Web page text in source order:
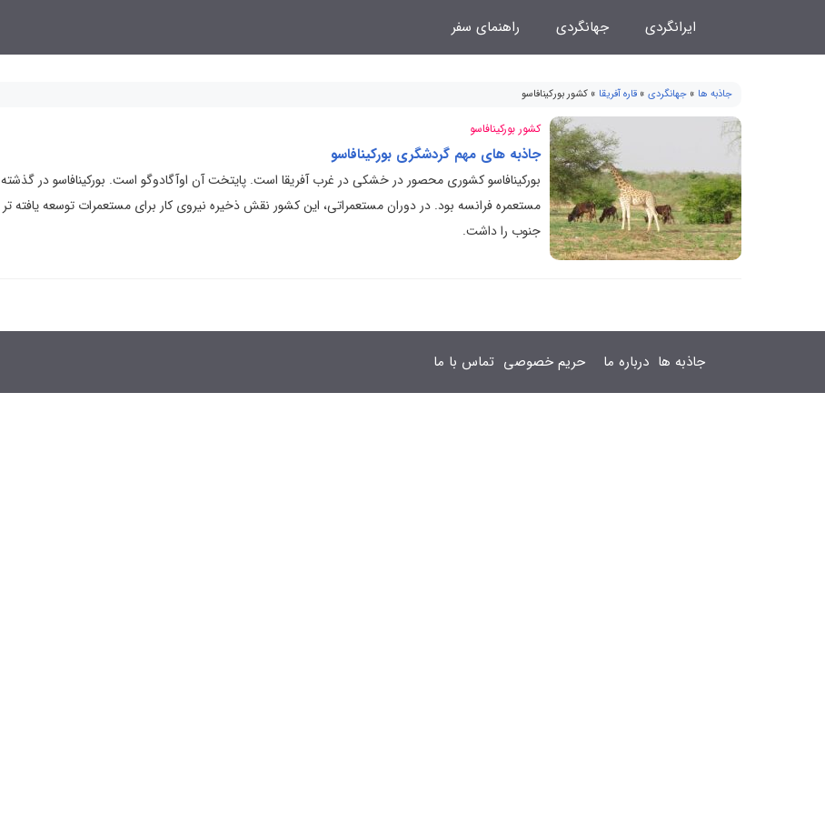
ایرانگردی جهانگردی راهنمای سفر
جاذبه ها » جهانگردی » قاره آفریقا » کشور بورکینافاسو
کشور بورکینافاسو
جاذبه های مهم گردشگری بورکینافاسو
بورکینافاسو کشوری محصور در خشکی در غرب آفریقا است. پایتخت آن اوآگادوگو است. بورکینافاسو در گذشته
مستعمره فرانسه بود. در دوران مستعمراتی، این کشور نقش ذخیره نیروی کار برای مستعمرات توسعه یافته تر
جنوب را داشت.
جاذبه ها درباره ما حریم خصوصی تماس با ما